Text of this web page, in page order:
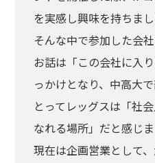
を実感し興味を持ちまし
そんな中で参加した会
お話は「この会社に入
っかけとなり、中高大
とってレッグスは「社
なれる場所」だと感じま
現在は企画営業として